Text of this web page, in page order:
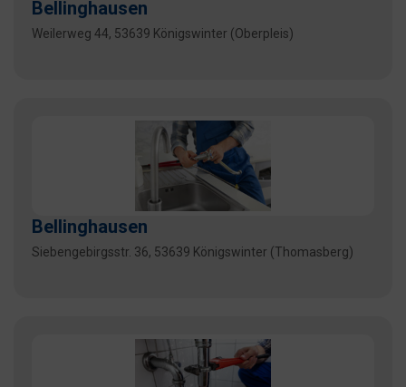
Bellinghausen
Weilerweg 44, 53639 Königswinter (Oberpleis)
Bellinghausen
Siebengebirgsstr. 36, 53639 Königswinter (Thomasberg)